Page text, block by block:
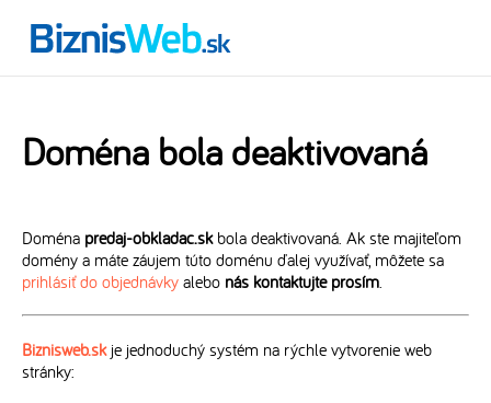
Doména bola deaktivovaná
Doména predaj-obkladac.skbola deaktivovaná. Ak ste majiteľom
domény a máte záujem túto doménu ďalej využívať, môžete sa
prihlásiť do objednávky alebo nás kontaktujte prosím.
Biznisweb.skje jednoduchý systém na rýchle vytvorenie web
stránky: